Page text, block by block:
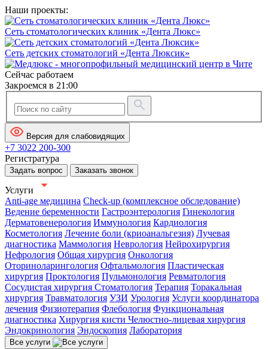
Наши проекты:
Сеть стоматологических клиник «Дента Люкс»
Сеть детских стоматологий «Дента Люксик»
Сейчас работаем
Закроемся в 21:00
Версия для слабовидящих
+7 3022 200-300
Регистратура
Задать вопрос Заказать звонок
Услуги
Anti-age медицина Check-up (комплексное обследование)
Ведение беременности Гастроэнтерология Гинекология
Дерматовенерология Иммунология Кардиология
Косметология Лечение боли (криоанальгезия) Лучевая
диагностика Маммология Неврология Нейрохирургия
Нефрология Общая хирургия Онкология
Оториноларингология Офтальмология Пластическая
хирургия Проктология Пульмонология Ревматология
Сосудистая хирургия Стоматология Терапия Торакальная
хирургия Травматология УЗИ Урология Услуги координатора
лечения Физиотерапия Флебология Функциональная
диагностика Хирургия кисти Челюстно-лицевая хирургия
Эндокринология Эндоскопия Лаборатория
Все услуги